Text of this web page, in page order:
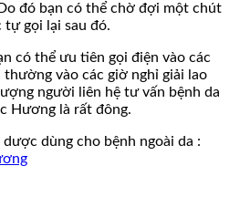
đó bạn có thể chờ đợi một chút
tự gọi lại sau đó.
có thể ưu tiên gọi điện vào các
vào các giờ nghỉ giải lao
người liên hệ tư vấn bệnh da
Hương là rất đông.
dùng cho bệnh ngoài da :